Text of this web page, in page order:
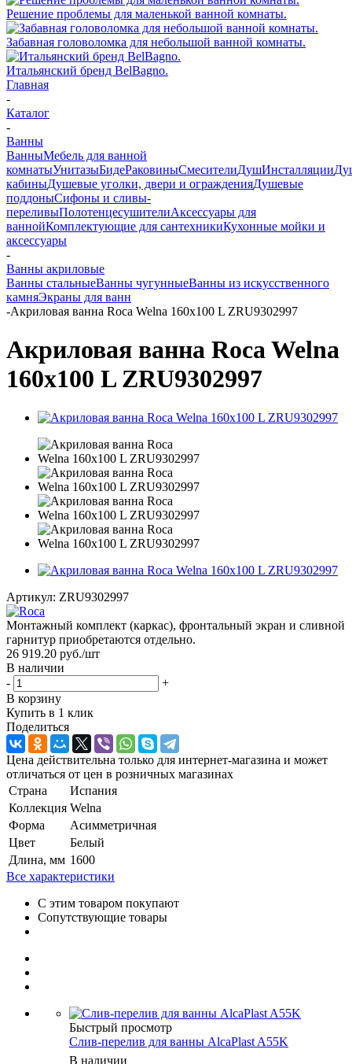
Решение проблемы для маленькой ванной комнаты.
Забавная головоломка для небольшой ванной комнаты.
Итальянский бренд BelBagno.
Главная
-
Каталог
-
Ванны
ВанныМебель для ванной
комнатыУнитазыБидеРаковиныСмесителиДушИнсталляции
кабиныДушевые уголки, двери и огражденияДушевые
поддоныСифоны и сливы-
переливыПолотенцесушителиАксессуары для
ваннойКомплектующие для сантехникиКухонные мойки и
аксессуары
-
Ванны акриловые
Ванны стальныеВанны чугунныеВанны из искусственного
камняЭкраны для ванн
-Акриловая ванна Roca Welna 160x100 L ZRU9302997
Акриловая ванна Roca Welna
160x100 L ZRU9302997
Артикул: ZRU9302997
Монтажный комплект (каркас), фронтальный экран и сливной
гарнитур приобретаются отдельно.
26 919.20 руб./шт
В наличии
-
+
В корзину
Купить в 1 клик
Поделиться
Цена действительна только для интернет-магазина и может
отличаться от цен в розничных магазинах
Страна
Испания
Коллекция Welna
Форма
Асимметричная
Цвет
Белый
Длина, мм 1600
Все характеристики
С этим товаром покупают
Сопутствующие товары
Быстрый просмотр
Слив-перелив для ванны AlcaPlast A55K
В наличии